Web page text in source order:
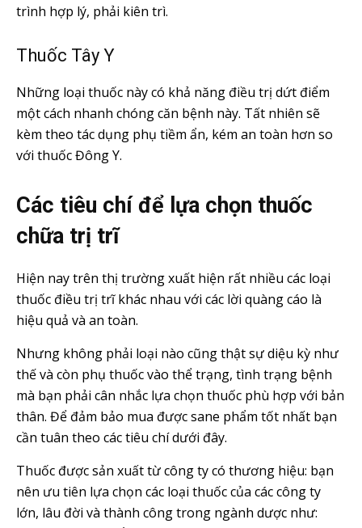
trình hợp lý, phải kiên trì.
Thuốc Tây Y
Những loại thuốc này có khả năng điều trị dứt điểm
một cách nhanh chóng căn bệnh này. Tất nhiên sẽ
kèm theo tác dụng phụ tiềm ẩn, kém an toàn hơn so
với thuốc Đông Y.
Các tiêu chí để lựa chọn thuốc
chữa trị trĩ
Hiện nay trên thị trường xuất hiện rất nhiều các loại
thuốc điều trị trĩ khác nhau với các lời quàng cáo là
hiệu quả và an toàn.
Nhưng không phải loại nào cũng thật sự diệu kỳ như
thế và còn phụ thuốc vào thể trạng, tình trạng bệnh
mà bạn phải cân nhắc lựa chọn thuốc phù hợp với bản
thân. Để đảm bảo mua được sane phẩm tốt nhất bạn
cần tuân theo các tiêu chí dưới đây.
Thuốc được sản xuất từ công ty có thương hiệu: bạn
nên ưu tiên lựa chọn các loại thuốc của các công ty
lớn, lâu đời và thành công trong ngành dược như: